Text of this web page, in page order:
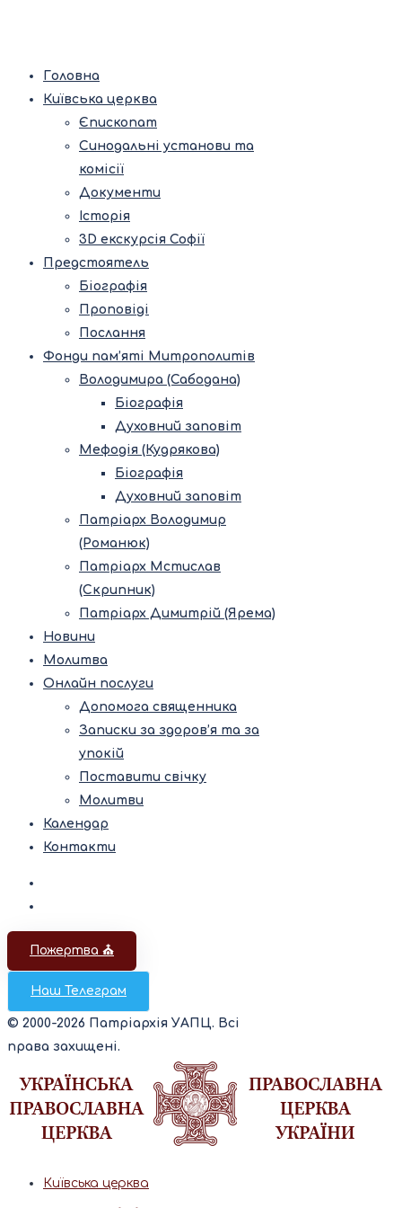
Головна
Київська церква
Єпископат
Синодальні установи та
комісії
Документи
Історія
3D екскурсія Софії
Предстоятель
Біографія
Проповіді
Послання
Фонди пам’яті Митрополитів
Володимира (Сабодана)
Біографія
Духовний заповіт
Мефодія (Кудрякова)
Біографія
Духовний заповіт
Патріарх Володимир
(Романюк)
Патріарх Мстислав
(Скрипник)
Патріарх Димитрій (Ярема)
Новини
Молитва
Онлайн послуги
Допомога священника
Записки за здоров’я та за
упокій
Поставити свічку
Молитви
Календар
Контакти
Пожертва ⛪️
Наш Телеграм
© 2000-2026 Патріархія УАПЦ. Всі
права захищені.
Київська церква